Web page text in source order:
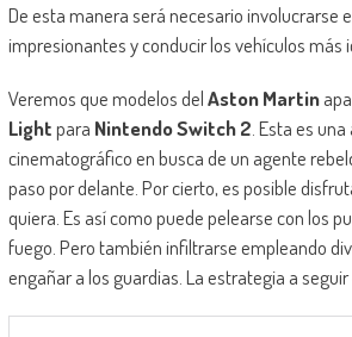
De esta manera será necesario involucrarse
impresionantes y conducir los vehículos más
Veremos que modelos delAston Martin
Lightpara Nintendo Switch 2 . Esta es
cinematográfico en busca de un agente
paso por delante. Por cierto, es posible
quiera. Es así como puede pelearse con los
fuego. Pero también infiltrarse empleando
engañar a los guardias. La estrategia a